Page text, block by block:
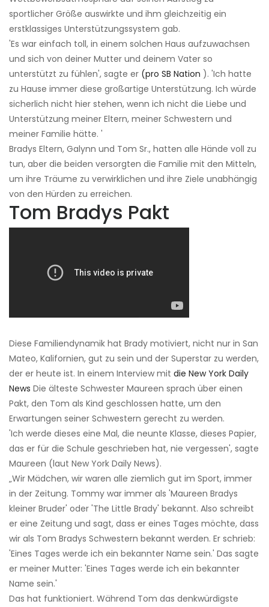
sportlicher Größe auswirkte und ihm gleichzeitig ein
erstklassiges Unterstützungssystem gab.
'Es war einfach toll, in einem solchen Haus aufzuwachsen
und sich von deiner Mutter und deinem Vater so
unterstützt zu fühlen', sagte er (pro SB Nation ). 'Ich hatte
zu Hause immer diese großartige Unterstützung. Ich würde
sicherlich nicht hier stehen, wenn ich nicht die Liebe und
Unterstützung meiner Eltern, meiner Schwestern und
meiner Familie hätte. '
Bradys Eltern, Galynn und Tom Sr., hatten alle Hände voll zu
tun, aber die beiden versorgten die Familie mit den Mitteln,
um ihre Träume zu verwirklichen und ihre Ziele unabhängig
von den Hürden zu erreichen.
Tom Bradys Pakt
Diese Familiendynamik hat Brady motiviert, nicht nur in San
Mateo, Kalifornien, gut zu sein und der Superstar zu werden,
der er heute ist. In einem Interview mit die New York Daily
News Die älteste Schwester Maureen sprach über einen
Pakt, den Tom als Kind geschlossen hatte, um den
Erwartungen seiner Schwestern gerecht zu werden.
'Ich werde dieses eine Mal, die neunte Klasse, dieses Papier,
das er für die Schule geschrieben hat, nie vergessen', sagte
Maureen (laut New York Daily News).
„Wir Mädchen, wir waren alle ziemlich gut im Sport, immer
in der Zeitung. Tommy war immer als 'Maureen Bradys
kleiner Bruder' oder 'The Little Brady' bekannt. Also schreibt
er eine Zeitung und sagt, dass er eines Tages möchte, dass
wir als Tom Bradys Schwestern bekannt werden. Er schrieb:
'Eines Tages werde ich ein bekannter Name sein.' Das sagte
er meiner Mutter: 'Eines Tages werde ich ein bekannter
Name sein.'
Das hat funktioniert. Während Tom das denkwürdigste